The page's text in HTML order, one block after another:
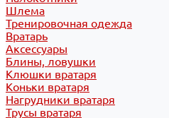
Шлема
Тренировочная одежда
Вратарь
Аксессуары
Блины, ловушки
Клюшки вратаря
Коньки вратаря
Нагрудники вратаря
Трусы вратаря